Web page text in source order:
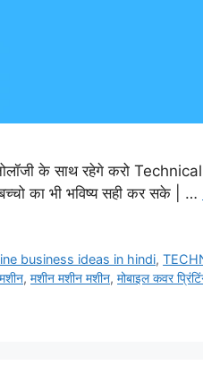
के साथ रहेगे करो
का भी भविष्य सही कर सके | …
business ideas in hindi,
, मशीन मशीन मशीन, मोबाइल कवर